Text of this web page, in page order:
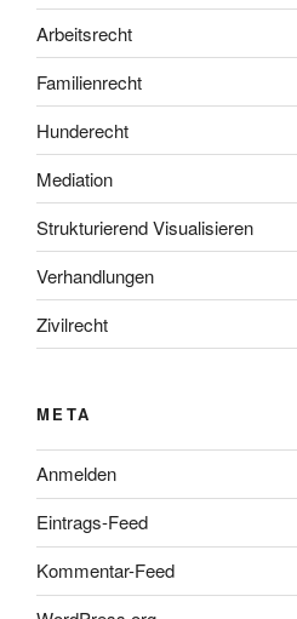
Arbeitsrecht
Familienrecht
Hunderecht
Mediation
Strukturierend Visualisieren
Verhandlungen
Zivilrecht
META
Anmelden
Eintrags-Feed
Kommentar-Feed